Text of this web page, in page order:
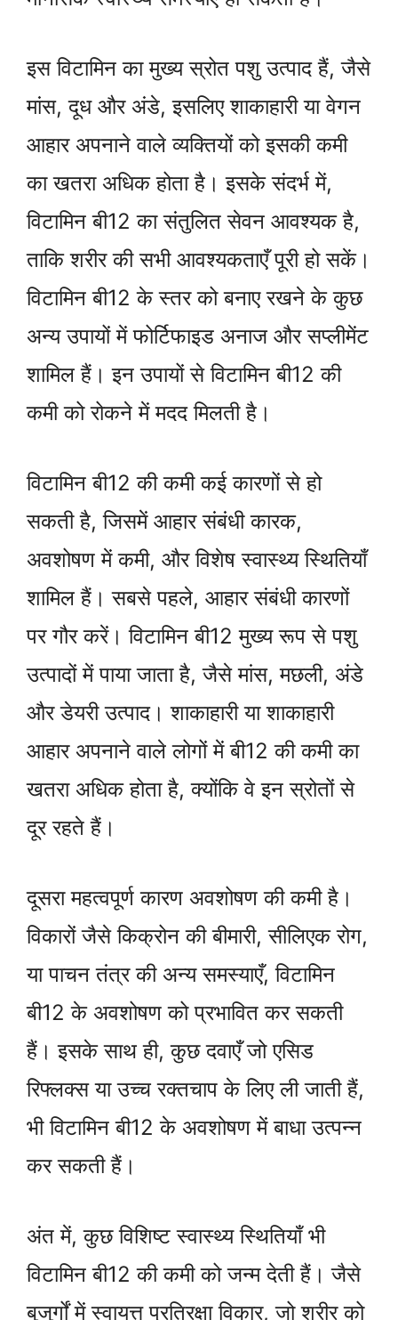
इस विटामिन का मुख्य स्रोत पशु उत्पाद हैं, जैसे
मांस, दूध और अंडे, इसलिए शाकाहारी या वेगन
आहार अपनाने वाले व्यक्तियों को इसकी कमी
का खतरा अधिक होता है। इसके संदर्भ में,
विटामिन बी12 का संतुलित सेवन आवश्यक है,
ताकि शरीर की सभी आवश्यकताएँ पूरी हो सकें।
विटामिन बी12 के स्तर को बनाए रखने के कुछ
अन्य उपायों में फोर्टिफाइड अनाज और सप्लीमेंट
शामिल हैं। इन उपायों से विटामिन बी12 की
कमी को रोकने में मदद मिलती है।
विटामिन बी12 की कमी कई कारणों से हो
सकती है, जिसमें आहार संबंधी कारक,
अवशोषण में कमी, और विशेष स्वास्थ्य स्थितियाँ
शामिल हैं। सबसे पहले, आहार संबंधी कारणों
पर गौर करें। विटामिन बी12 मुख्य रूप से पशु
उत्पादों में पाया जाता है, जैसे मांस, मछली, अंडे
और डेयरी उत्पाद। शाकाहारी या शाकाहारी
आहार अपनाने वाले लोगों में बी12 की कमी का
खतरा अधिक होता है, क्योंकि वे इन स्रोतों से
दूर रहते हैं।
दूसरा महत्वपूर्ण कारण अवशोषण की कमी है।
विकारों जैसे किक्रोन की बीमारी, सीलिएक रोग,
या पाचन तंत्र की अन्य समस्याएँ, विटामिन
बी12 के अवशोषण को प्रभावित कर सकती
हैं। इसके साथ ही, कुछ दवाएँ जो एसिड
रिफ्लक्स या उच्च रक्तचाप के लिए ली जाती हैं,
भी विटामिन बी12 के अवशोषण में बाधा उत्पन्न
कर सकती हैं।
अंत में, कुछ विशिष्ट स्वास्थ्य स्थितियाँ भी
विटामिन बी12 की कमी को जन्म देती हैं। जैसे
बुजुर्गों में स्वायत्त प्रतिरक्षा विकार, जो शरीर को